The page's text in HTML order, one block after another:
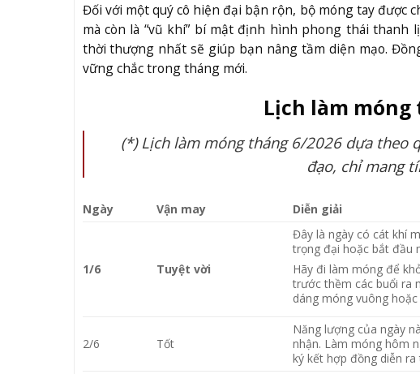
Đối với một quý cô hiện đại bận rộn, bộ móng tay được
mà còn là “vũ khí” bí mật định hình phong thái thanh
thời thượng nhất sẽ giúp bạn nâng tầm diện mạo.
vững chắc trong tháng mới.
Lịch làm móng
(*) Lịch làm móng tháng 6/2026 dựa theo
đạo, chỉ mang
Ngày Vận may Diễn giải
1/6 Tuyệt vời
Đây là ngày có cát khí
trọng đại hoặc bắt đầu
Hãy đi làm móng để
trước thềm các buổi ra
dáng móng vuông
2/6 Tốt
Năng lượng của ngày
nhận. Làm móng hôm
ký kết hợp đồng diễn